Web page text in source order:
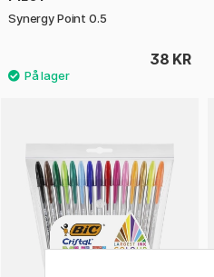
Synergy Point 0.5
38 KR